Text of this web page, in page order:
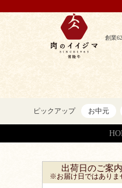
創業
ピックアップ お中元
出荷日のご案内
※お届け日ではありま